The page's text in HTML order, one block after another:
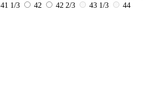
41 1/3 42 42 2/3 43 1/3
44